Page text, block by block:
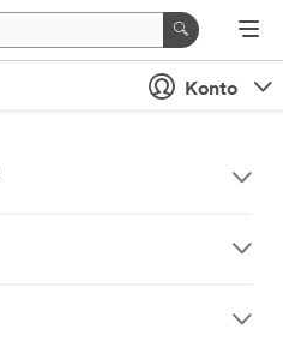
Konto